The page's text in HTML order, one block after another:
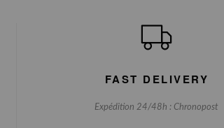
FAST DELIVERY
Expédition 24/48h : Chronopost